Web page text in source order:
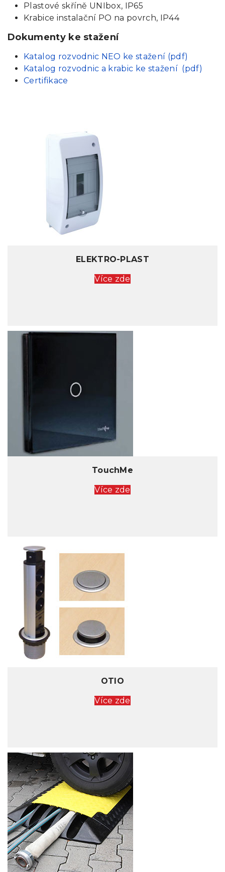
Plastové skříně UNIbox, IP65
Krabice instalační PO na povrch, IP44
Dokumenty ke stažení
Katalog rozvodnic NEO ke stažení (pdf)
Katalog rozvodnic a krabic ke stažení (pdf)
Certifikace
ELEKTRO-PLAST
Více zde
TouchMe
Více zde
OTIO
Více zde